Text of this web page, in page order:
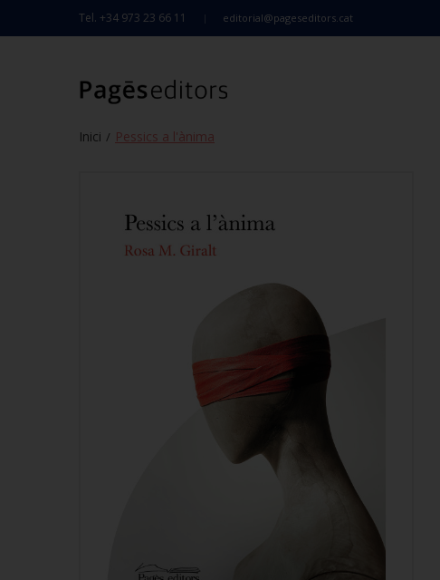
Tel. +34 973 23 66 11 editorial@pageseditors.cat
Inici / Pessics a l'ànima